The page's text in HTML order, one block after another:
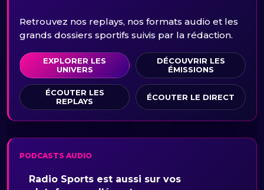
Retrouvez nos replays, nos formats audio et les
grands dossiers sportifs suivis par la rédaction.
EXPLORER LES
UNIVERS
DÉCOUVRIR LES
ÉMISSIONS
ÉCOUTER LES
REPLAYS
ÉCOUTER LE DIRECT
PODCASTS AUDIO
Radio Sports est aussi sur vos